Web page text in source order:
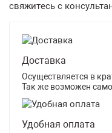
свяжитесь с
Доставка
Осуществляется в
Так же возможен
Удобная оплата